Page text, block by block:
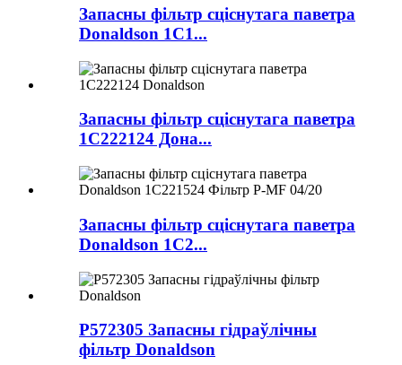
Запасны фільтр сціснутага паветра
Donaldson 1C1...
Запасны фільтр сціснутага паветра
1C222124 Дона...
Запасны фільтр сціснутага паветра
Donaldson 1C2...
P572305 Запасны гідраўлічны
фільтр Donaldson